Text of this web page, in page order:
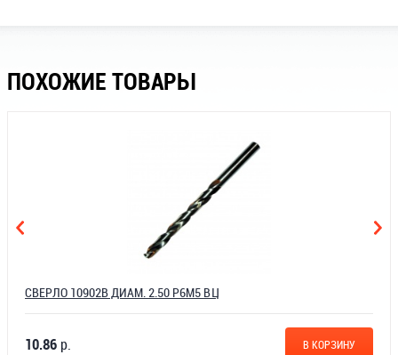
ПОХОЖИЕ ТОВАРЫ
СВЕРЛО 10902В ДИАМ. 2.50 Р6М5 ВЦ
10.86 р. В КОРЗИНУ